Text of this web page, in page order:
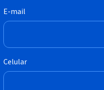
E-mail
Celular